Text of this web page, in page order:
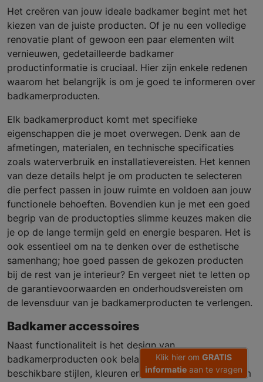
Het creëren van jouw ideale badkamer begint met het
kiezen van de juiste producten. Of je nu een volledige
renovatie plant of gewoon een paar elementen wilt
vernieuwen, gedetailleerde badkamer
productinformatie is cruciaal. Hier zijn enkele redenen
waarom het belangrijk is om je goed te informeren over
badkamerproducten.
Elk badkamerproduct komt met specifieke
eigenschappen die je moet overwegen. Denk aan de
afmetingen, materialen, en technische specificaties
zoals waterverbruik en installatievereisten. Het kennen
van deze details helpt je om producten te selecteren
die perfect passen in jouw ruimte en voldoen aan jouw
functionele behoeften. Bovendien kun je met een goed
begrip van de productopties slimme keuzes maken die
je op de lange termijn geld en energie besparen. Het is
ook essentieel om na te denken over de esthetische
samenhang; hoe goed passen de gekozen producten
bij de rest van je interieur? En vergeet niet te letten op
de garantievoorwaarden en onderhoudsvereisten om
de levensduur van je badkamerproducten te verlengen.
Badkamer accessoires
Naast functionaliteit is het design van
badkamerproducten ook belangrijk. Informatie over
beschikbare stijlen, kleuren en afwerkingen helpt je om
Klik hier om GRATIS
informatie aan te vragen